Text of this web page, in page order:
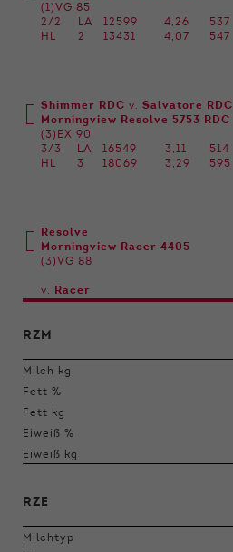
(1)VG 85
2/2
LA 12599 4,26 537
HL
2 13431 4,07 547
Shimmer RDC v. Salvatore RDC
Morningview Resolve 5753 RDC
(3)EX 90
3/3
LA 16549 3,11 514
HL
3 18069 3,29 595
Resolve
Morningview Racer 4405
(3)VG 88
v. Racer
RZM
Milch kg
Fett %
Fett kg
Eiweiß %
Eiweiß kg
RZE
Milchtyp